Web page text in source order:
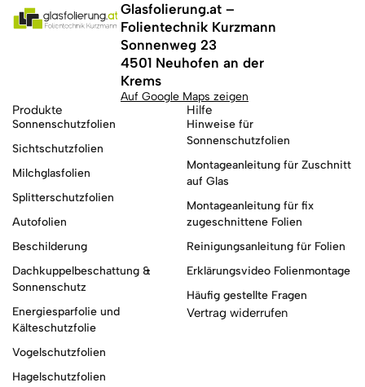
Glasfolierung.at –
Folientechnik Kurzmann
Sonnenweg 23
4501 Neuhofen an der
Krems
Auf Google Maps zeigen
Produkte
Sonnenschutzfolien
Sichtschutzfolien
Milchglasfolien
Splitterschutzfolien
Autofolien
Beschilderung
Dachkuppelbeschattung &
Sonnenschutz
Energiesparfolie und
Kälteschutzfolie
Vogelschutzfolien
Hagelschutzfolien
Hilfe
Hinweise für
Sonnenschutzfolien
Montageanleitung für Zuschnitt
auf Glas
Montageanleitung für fix
zugeschnittene Folien
Reinigungsanleitung für Folien
Erklärungsvideo Folienmontage
Häufig gestellte Fragen
Vertrag widerrufen